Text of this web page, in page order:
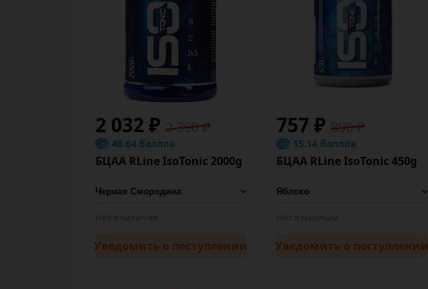
2 032 ₽ 2 390 ₽
40.64 баллов
БЦАА RLine IsoTonic 2000g
Уведомить о поступлении
757 ₽ 890 ₽
15.14 баллов
БЦАА RLine IsoTonic 450g
Уведомить о поступлении